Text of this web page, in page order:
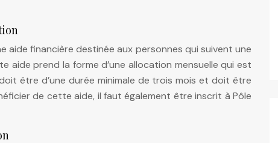
aide financière destinée aux personnes qui suivent une
aide prend la forme d’une allocation mensuelle qui est
être d’une durée minimale de trois mois et doit être
de cette aide, il faut également être inscrit à Pôle